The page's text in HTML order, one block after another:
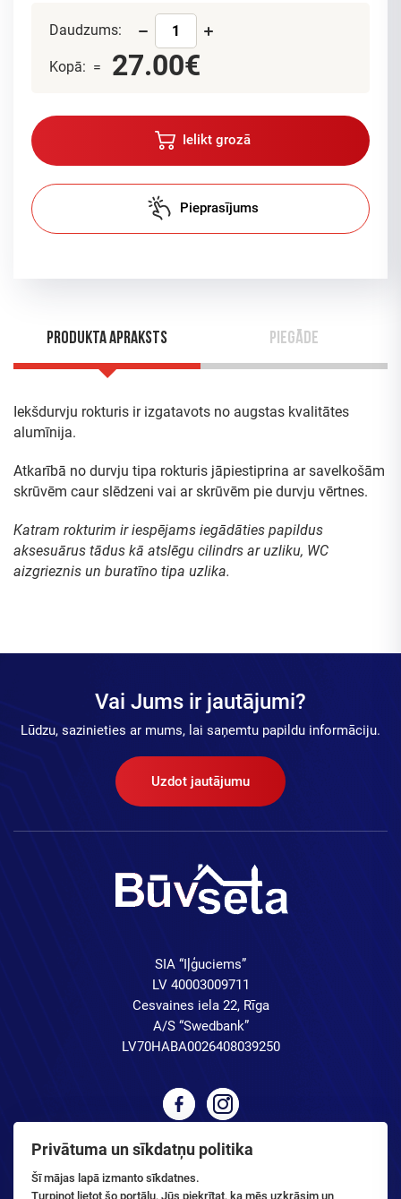
Daudzums:
Kopā: = 27.00€
Pieprasījums
Ielikt grozā
Produkta apraksts Piegāde
Iekšdurvju rokturis ir izgatavots no augstas kvalitātes
alumīnija.
Atkarībā no durvju tipa rokturis jāpiestiprina ar savelkošām
skrūvēm caur slēdzeni vai ar skrūvēm pie durvju vērtnes.
Katram rokturim ir iespējams iegādāties papildus
aksesuārus tādus kā atslēgu cilindrs ar uzliku, WC
aizgrieznis un buratīno tipa uzlika.
Vai Jums ir jautājumi?
Lūdzu, sazinieties ar mums, lai saņemtu papildu informāciju.
Uzdot jautājumu
SIA “Iļģuciems”
LV 40003009711
Cesvaines iela 22, Rīga
A/S “Swedbank”
LV70HABA0026408039250
Privātuma un sīkdatņu politika
Šī mājas lapā izmanto sīkdatnes.
Turpinot lietot šo portālu, Jūs piekrītat, ka mēs uzkrāsim un